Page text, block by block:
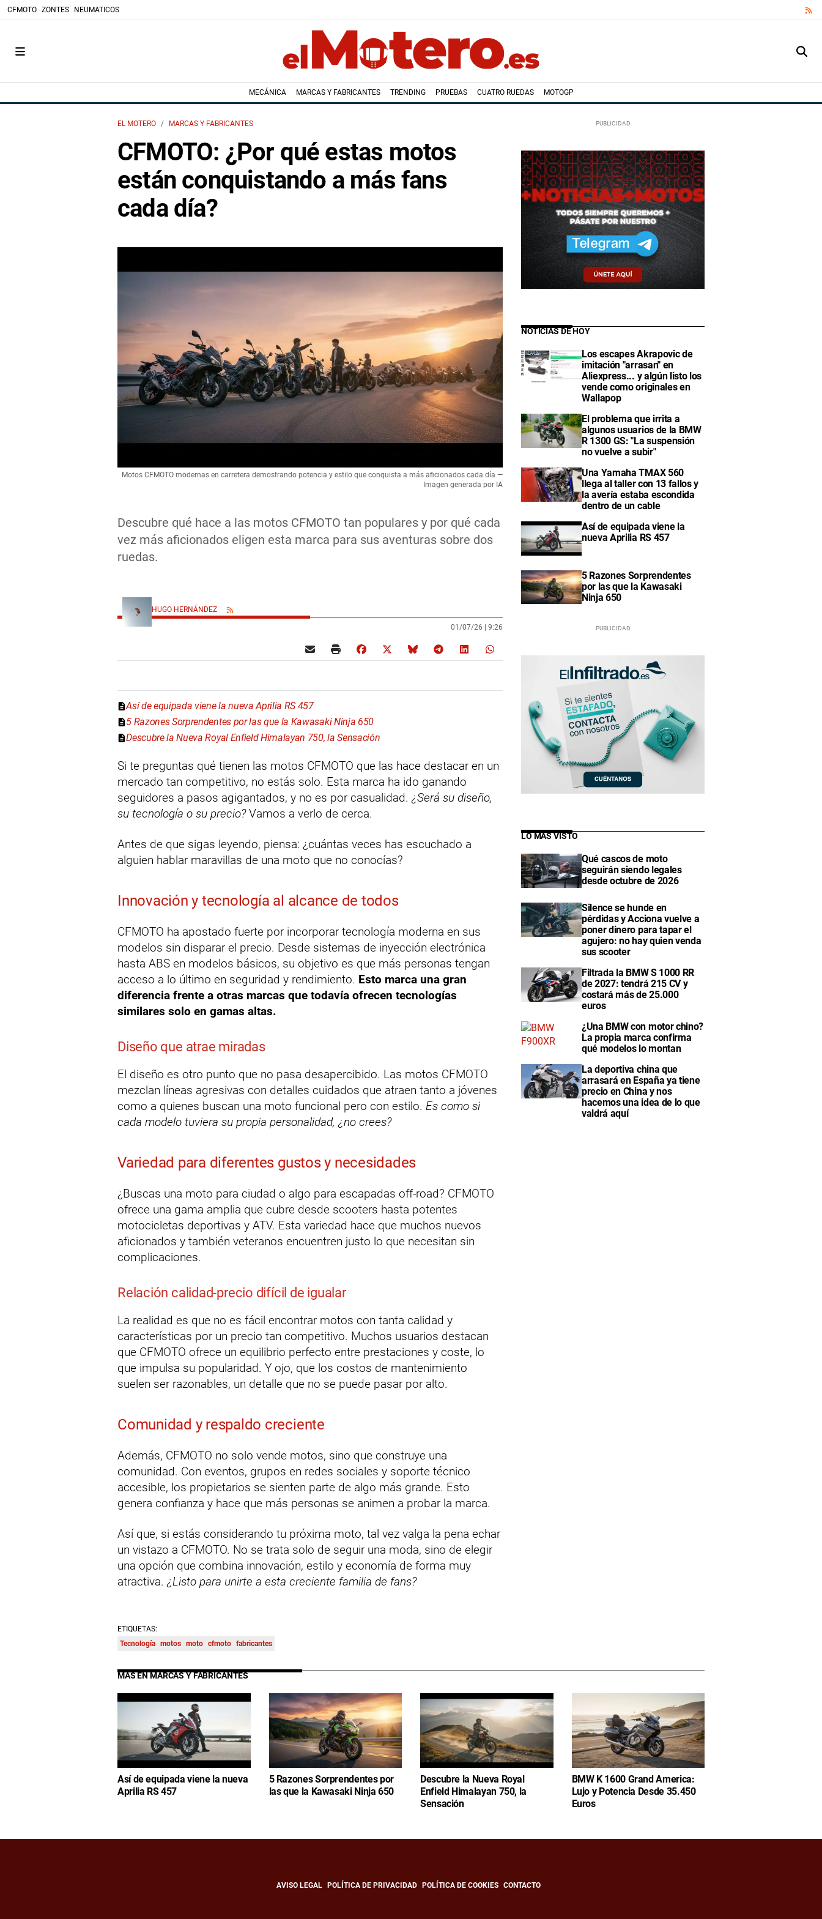
CFMOTO ZONTES NEUMATICOS
MECÁNICA MARCAS Y FABRICANTES TRENDING PRUEBAS CUATRO RUEDAS MOTOGP
EL MOTERO MARCAS Y FABRICANTES
CFMOTO: ¿Por qué estas motos
están conquistando a más fans
cada día?
Descubre qué hace a las motos CFMOTO tan populares y por qué cada
vez más aficionados eligen esta marca para sus aventuras sobre dos
ruedas.
Motos CFMOTO modernas en carretera demostrando potencia y estilo que conquista a más aficionados cada día —
Imagen generada por IA
HUGO HERNÁNDEZ
01/07/26 | 9:26
Así de equipada viene la nueva Aprilia RS 457
5 Razones Sorprendentes por las que la Kawasaki Ninja 650
Descubre la Nueva Royal Enfield Himalayan 750, la Sensación
Si te preguntas qué tienen las motos CFMOTO que las hace destacar en un
mercado tan competitivo, no estás solo. Esta marca ha ido ganando
seguidores a pasos agigantados, y no es por casualidad. ¿Será su diseño,
su tecnología o su precio?Vamos a verlo de cerca.
Antes de que sigas leyendo, piensa: ¿cuántas veces has escuchado a
alguien hablar maravillas de una moto que no conocías?
Innovación y tecnología al alcance de todos
CFMOTO ha apostado fuerte por incorporar tecnología moderna en sus
modelos sin disparar el precio. Desde sistemas de inyección electrónica
hasta ABS en modelos básicos, su objetivo es que más personas tengan
acceso a lo último en seguridad y rendimiento. Esto marca una gran
diferencia frente a otras marcas que todavía ofrecen tecnologías
similares solo en gamas altas.
Diseño que atrae miradas
El diseño es otro punto que no pasa desapercibido. Las motos CFMOTO
mezclan líneas agresivas con detalles cuidados que atraen tanto a jóvenes
como a quienes buscan una moto funcional pero con estilo. Es como si
cada modelo tuviera su propia personalidad, ¿no crees?
Variedad para diferentes gustos y necesidades
¿Buscas una moto para ciudad o algo para escapadas off-road? CFMOTO
ofrece una gama amplia que cubre desde scooters hasta potentes
motocicletas deportivas y ATV. Esta variedad hace que muchos nuevos
aficionados y también veteranos encuentren justo lo que necesitan sin
complicaciones.
Relación calidad-precio difícil de igualar
La realidad es que no es fácil encontrar motos con tanta calidad y
características por un precio tan competitivo. Muchos usuarios destacan
que CFMOTO ofrece un equilibrio perfecto entre prestaciones y coste, lo
que impulsa su popularidad. Y ojo, que los costos de mantenimiento
suelen ser razonables, un detalle que no se puede pasar por alto.
Comunidad y respaldo creciente
Además, CFMOTO no solo vende motos, sino que construye una
comunidad. Con eventos, grupos en redes sociales y soporte técnico
accesible, los propietarios se sienten parte de algo más grande. Esto
genera confianza y hace que más personas se animen a probar la marca.
Así que, si estás considerando tu próxima moto, tal vez valga la pena echar
un vistazo a CFMOTO. No se trata solo de seguir una moda, sino de elegir
una opción que combina innovación, estilo y economía de forma muy
atractiva. ¿Listo para unirte a esta creciente familia de fans?
ETIQUETAS:
Tecnología motos moto cfmoto fabricantes
NOTICIAS DE HOY
Los escapes Akrapovic de
imitación "arrasan" en
Aliexpress... y algún listo los
vende como originales en
Wallapop
El problema que irrita a
algunos usuarios de la BMW
R 1300 GS: "La suspensión
no vuelve a subir"
Una Yamaha TMAX 560
llega al taller con 13 fallos y
la avería estaba escondida
dentro de un cable
Así de equipada viene la
nueva Aprilia RS 457
5 Razones Sorprendentes
por las que la Kawasaki
Ninja 650
LO MÁS VISTO
Qué cascos de moto
seguirán siendo legales
desde octubre de 2026
Silence se hunde en
pérdidas y Acciona vuelve a
poner dinero para tapar el
agujero: no hay quien venda
sus scooter
Filtrada la BMW S 1000 RR
de 2027: tendrá 215 CV y
costará más de 25.000
euros
¿Una BMW con motor chino?
La propia marca confirma
qué modelos lo montan
La deportiva china que
arrasará en España ya tiene
precio en China y nos
hacemos una idea de lo que
valdrá aquí
MÁS EN MARCAS Y FABRICANTES
Así de equipada viene la nueva
Aprilia RS 457
5 Razones Sorprendentes por
las que la Kawasaki Ninja 650
Descubre la Nueva Royal
Enfield Himalayan 750, la
Sensación
BMW K 1600 Grand America:
Lujo y Potencia Desde 35.450
Euros
AVISO LEGAL POLÍTICA DE PRIVACIDAD POLÍTICA DE COOKIES CONTACTO